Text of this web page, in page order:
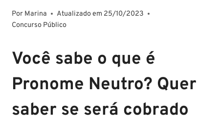
Por Marina Atualizado em 25/10/2023
Concurso Público
Você sabe o que é
Pronome Neutro? Quer
saber se será cobrado